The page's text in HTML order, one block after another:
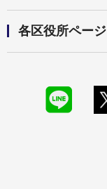
各区役所ページ